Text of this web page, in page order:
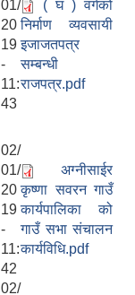
01/
20
19
-
11:
43
( घ ) वर्गको
निर्माण व्यवसायी
इजाजतपत्र
सम्बन्धी
राजपत्र.pdf
02/
01/
20
19
-
11:
42
अग्नीसाईर
कृष्णा सवरन गाउँ
कार्यपालिका को
गाउँ सभा संचालन
कार्यविधि.pdf
02/